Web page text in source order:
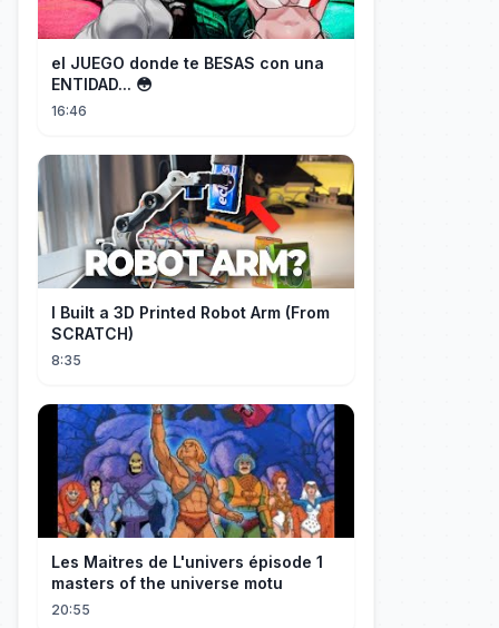
el JUEGO donde te BESAS con una
ENTIDAD... 😳
16:46
I Built a 3D Printed Robot Arm (From
SCRATCH)
8:35
Les Maitres de L'univers épisode 1
masters of the universe motu
20:55